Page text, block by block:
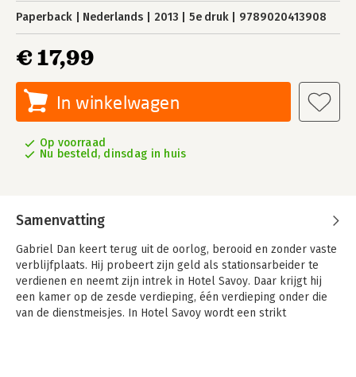
Paperback Nederlands 2013 5e druk 9789020413908
€ 17,99
In winkelwagen
Op voorraad
Nu besteld, dinsdag in huis
Samenvatting
Gabriel Dan keert terug uit de oorlog, berooid en zonder vaste
verblijfplaats. Hij probeert zijn geld als stationsarbeider te
verdienen en neemt zijn intrek in Hotel Savoy. Daar krijgt hij
een kamer op de zesde verdieping, één verdieping onder die
van de dienstmeisjes. In Hotel Savoy wordt een strikt